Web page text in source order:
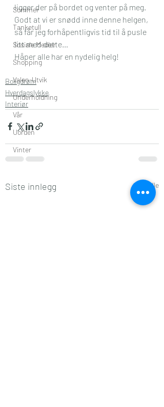
Sommer
Tanketull
Sosiale Medier
Shopping
Valen-Utvik
Underholdning
Vår
Uorden
Vinter
ligger der på bordet og venter på meg.
Godt at vi er snødd inne denne helgen,
så får jeg forhåpentligvis tid til å pusle
litt med dette…
Håper alle har en nydelig helg!
Boligdrøm
Hverdagslykke
Interiør
Siste innlegg Se alle